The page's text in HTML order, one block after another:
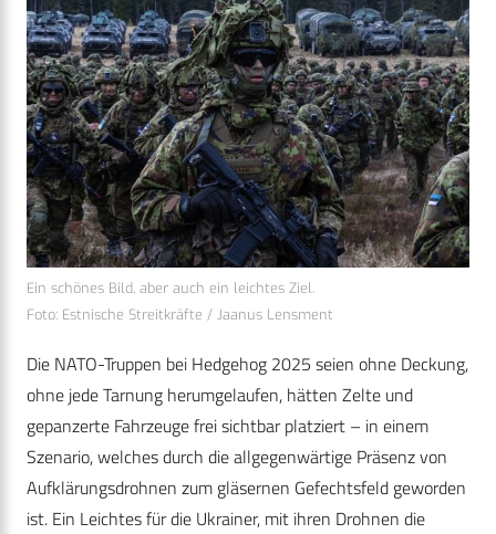
Ein schönes Bild, aber auch ein leichtes Ziel.
Foto: Estnische Streitkräfte / Jaanus Lensment
Die NATO-Truppen bei Hedgehog 2025 seien ohne Deckung,
ohne jede Tarnung herumgelaufen, hätten Zelte und
gepanzerte Fahrzeuge frei sichtbar platziert – in einem
Szenario, welches durch die allgegenwärtige Präsenz von
Aufklärungsdrohnen zum gläsernen Gefechtsfeld geworden
ist. Ein Leichtes für die Ukrainer, mit ihren Drohnen die